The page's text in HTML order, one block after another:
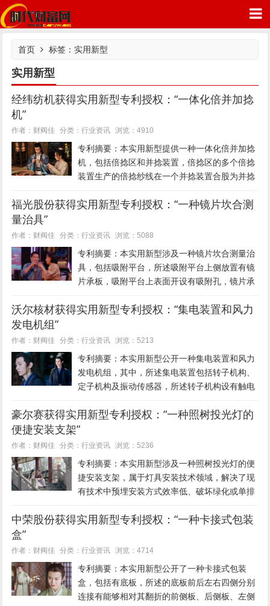
时代财富网
首页 标签：实用新型
实用新型
经纬纺机获得实用新型专利授权：“一体化倍并加捻
机”
作者：财阀佳 分类：行业资讯 浏览：4910
专利摘要：本实用新型提供一种一体化倍并加捻
机，包括倍捻区和并捻装置，倍捻区的多个倍捻
装置生产的倍捻纱线在一个并捻装置合股为并捻
转轴用于安装原丝卷装，在转轴的下方设有导丝
福光股份获得实用新型专利授权：“一种镜片坎合测
量治具”
作者：财阀佳 分类：行业资讯 浏览：5088
专利摘要：本实用新型涉及一种镜片坎合测量治
具，包括吸附平台，所述吸附平台上侧放置有镜
片承板，吸附平台上表面开设有吸附孔，镜片承
上表面在镜片承板两侧设有限位板，两限位板之
沃尔核材获得实用新型专利授权：“集电装置和风力
发电机组”
作者：财阀佳 分类：行业资讯 浏览：5213
专利摘要：本实用新型公开一种集电装置和风力
发电机组，其中，所述集电装置包括转子机构、
定子机构及振动传感器，所述转子机构设有触电
设于所述定子机构，用于检测定子机构的振动；
其中，所述转子机构和所述定子机...
豪尔赛获得实用新型专利授权：“一种照树投光灯的
便捷安装支架”
作者：财阀佳 分类：行业资讯 浏览：5236
专利摘要：本实用新型涉及一种照树投光灯的便
捷安装支架，属于灯具安装技术领域，解决了现
有技术中预埋安装方式效率低、破坏绿化或单排
装框和支腿，所述支腿的上端与所述灯具安装框
中荣股份获得实用新型专利授权：“一种卡接式包装
盒”
作者：财阀佳 分类：行业资讯 浏览：4714
专利摘要：本实用新型公开了一种卡接式包装
盒，包括有底板，所述的底板前后左右四侧分别
连接有能够相对其翻折的前侧板、后侧板、左侧